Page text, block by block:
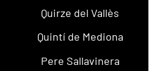
Quirze del Vallès
Quintí de Mediona
Pere Sallavinera